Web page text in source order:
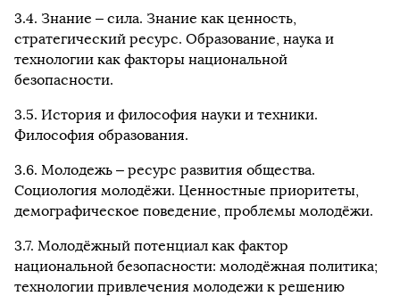
3.4. Знание – сила. Знание как ценность,
стратегический ресурс. Образование, наука и
технологии как факторы национальной
безопасности.
3.5. История и философия науки и техники.
Философия образования.
3.6. Молодежь – ресурс развития общества.
Социология молодёжи. Ценностные приоритеты,
демографическое поведение, проблемы молодёжи.
3.7. Молодёжный потенциал как фактор
национальной безопасности: молодёжная политика;
технологии привлечения молодежи к решению